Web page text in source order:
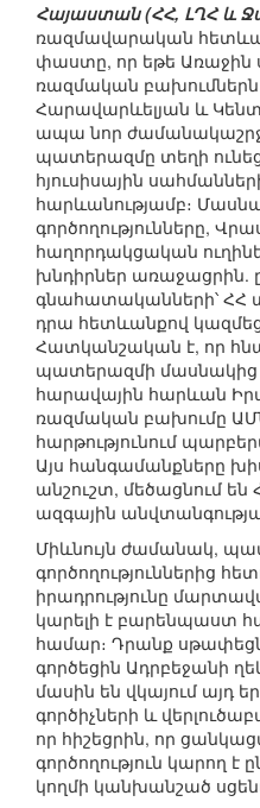
Հայաստան (ՀՀ, ԼՂՀ և
ռազմավարական
փաստը, որ եթե Առաջին
ռազմական բախումներն
Հարավարևելյան և
ապա նոր
պատերազմը տեղի
հյուսիսային
հարևանությամբ։
գործողությունները,
հաղորդակցական
խնդիրներ առաջացրին.
գնահատականների՝ ՀՀ
դրա հետևանքով
Հատկանշական է, որ
պատերազմի մասնակից
հարավային հարևան
ռազմական բախումը
հարթությունում
Այս հանգամանքները
անշուշտ, մեծացնում
ազգային
Միևնույն ժամանակ,
գործողություններից
իրադրությունը
կարելի է բարենպաստ
համար։ Դրանք
գործեցին Ադրբեջանի
մասին են վկայում այդ
գործիչների և
որ հիշեցրին, որ
գործողություն կարող է
կողմի կանխանշած